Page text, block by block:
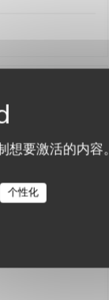
要激活的内容。
个性化
菜单